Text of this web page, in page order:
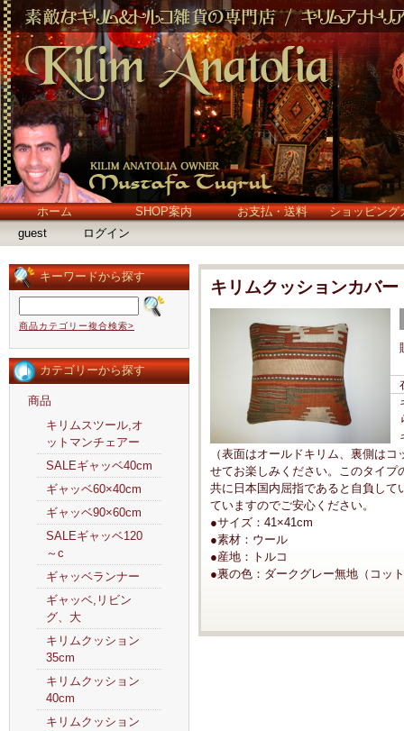
ホーム SHOP案内 お支払・送料
ショッピング
guest
ログイン
キーワードから探す
商品カテゴリー複合検索>
カテゴリーから探す
商品
キリムスツール,オ
ットマンチェアー
SALEギャッベ40cm
ギャッベ60×40cm
ギャッベ90×60cm
SALEギャッベ120
～c
ギャッベランナー
ギャッベ,リビン
グ、大
キリムクッション
35cm
キリムクッション
40cm
キリムクッション
キリムクッションカバー
（表面はオールドキリム、裏側は
せてお楽しみください。このタイ
共に日本国内屈指であると自負し
ていますのでご安心ください。
●サイズ：41×41cm
●素材：ウール
●産地：トルコ
●裏の色：ダークグレー無地（コッ